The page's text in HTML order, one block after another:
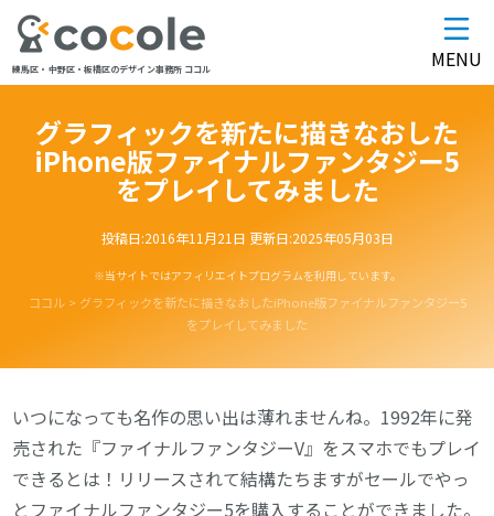
練馬区・中野区・板橋区のデザイン事務所 ココル MENU
グラフィックを新たに描きなおした
iPhone版ファイナルファンタジー5
をプレイしてみました
投稿日:2016年11月21日 更新日:2025年05月03日
※当サイトではアフィリエイトプログラムを利用しています。
ココル> グラフィックを新たに描きなおしたiPhone版ファイナルファンタジー5
をプレイしてみました
いつになっても名作の思い出は薄れませんね。1992年に発
売された『ファイナルファンタジーV』をスマホでもプレイ
できるとは！リリースされて結構たちますがセールでやっ
とファイナルファンタジー5を購入することができました。